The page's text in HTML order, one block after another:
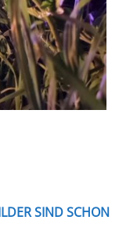
SIND SCHON